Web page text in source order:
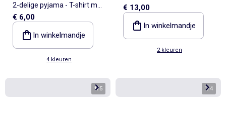
2-delige pyjama - T-shirt met
lange mouwen + broek
€ 6,00
In winkelmandje
4 kleuren
2-delig
€ 13,00
In winkelmandje
2 kleuren
1/5 1/4